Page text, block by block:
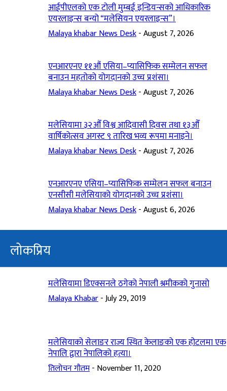
आईपीएलको एक टोली मुम्बई इन्डियन्सको आधिकारिक
एयरलाइन्स बन्यो “मलेसियन एयरलाइन्स”।
Malaya khabar News Desk-August 7, 2026
एनआरएनए ११औं एसिया–प्यासिफिक सम्मेलन सफल
बनाउन महतोको योगदानको उच्च प्रशंसा।
Malaya khabar News Desk-August 7, 2026
मलेसियामा ३२औँ विश्व आदिवासी दिवस तथा १३औँ
वार्षिकोत्सव अगस्ट ९ तारिख भव्य रूपमा मनाइने।
Malaya khabar News Desk-August 7, 2026
एनआरएनए एसिया–प्यासिफिक सम्मेलन सफल बनाउन
एनसीसी मलेसियाको योगदानको उच्च प्रशंसा।
Malaya khabar News Desk-August 6, 2026
लोकप्रिय
मलेसियामा डिएक्सनले ठगेको नेपाली श्रमीकको गुनासो
Malaya Khabar-July 29, 2019
मलेसियाको सेलाङर राज्य स्थित केलाङको एक होटलमा एक
नेपालि द्वारा नेपालिको हत्या।
तिलोचन गौतम- November 11, 2020